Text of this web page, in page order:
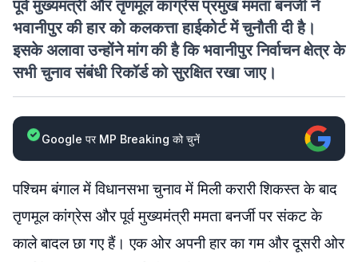
पूर्व मुख्यमंत्री और तृणमूल कांग्रेस प्रमुख ममता बनर्जी ने
भवानीपुर की हार को कलकत्ता हाईकोर्ट में चुनौती दी है।
इसके अलावा उन्होंने मांग की है कि भवानीपुर निर्वाचन क्षेत्र के
सभी चुनाव संबंधी रिकॉर्ड को सुरक्षित रखा जाए।
Google पर MP Breaking को चुनें
पश्चिम बंगाल में विधानसभा चुनाव में मिली करारी शिकस्त के बाद
तृणमूल कांग्रेस और पूर्व मुख्यमंत्री ममता बनर्जी पर संकट के
काले बादल छा गए हैं। एक ओर अपनी हार का गम और दूसरी ओर